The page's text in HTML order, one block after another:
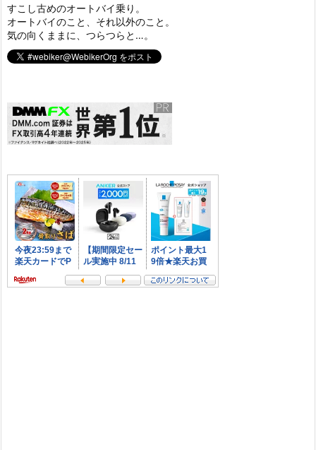
すこし古めのオートバイ乗り。
オートバイのこと、それ以外のこと。
気の向くままに、つらつらと…。